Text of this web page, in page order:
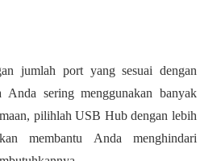
jumlah port yang sesuai dengan
Anda sering menggunakan banyak
pilihlah USB Hub dengan lebih
membantu Anda menghindari